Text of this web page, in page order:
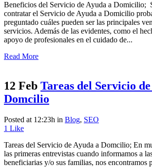
Beneficios del Servicio de Ayuda a Domicilio;
contratar el Servicio de Ayuda a Domicilio
preguntado cuáles pueden ser las principales
servicios. Además de las evidentes, como el
apoyo de profesionales en el cuidado de...
Read More
12 Feb Tareas del Servicio
Domcilio
Posted at 12:23h in Blog, SEO
1 Like
Tareas del Servicio de Ayuda a Domcilio; En
las primeras entrevistas cuando informamos a
beneficiarias y/o sus familias, nos encontramos